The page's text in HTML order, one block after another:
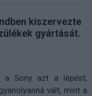
kiszervezte
gyártását.
a Sony azt a lépést,
vált, mint a